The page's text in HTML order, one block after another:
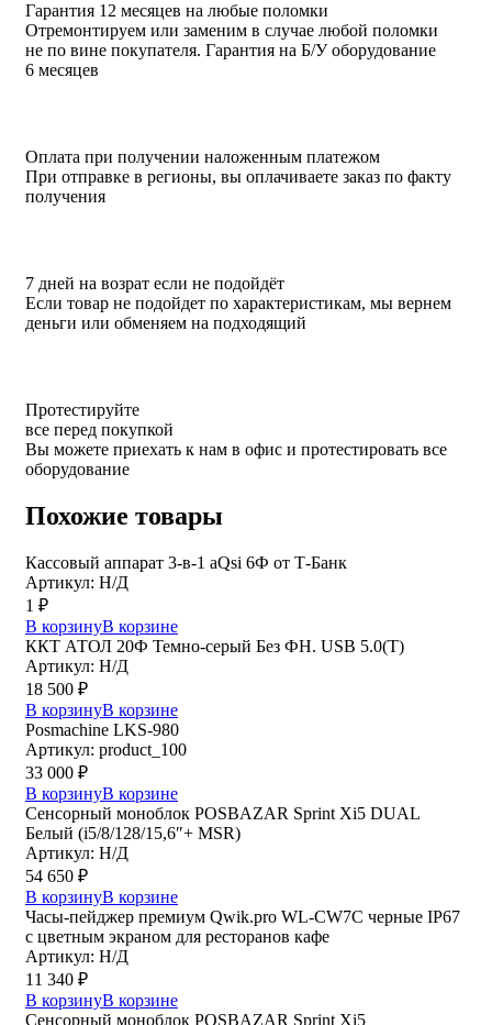
Гарантия 12 месяцев на любые поломки
Отремонтируем или заменим в случае любой поломки
не по вине покупателя. Гарантия на Б/У оборудование
6 месяцев
Оплата при получении наложенным платежом
При отправке в регионы, вы оплачиваете заказ по факту
получения
7 дней на возрат если не подойдёт
Если товар не подойдет по характеристикам, мы вернем
деньги или обменяем на подходящий
Протестируйте
все перед покупкой
Вы можете приехать к нам в офис и протестировать все
оборудование
Похожие товары
Кассовый аппарат 3-в-1 aQsi 6Ф от Т-Банк
Артикул: Н/Д
1 ₽
В корзинуВ корзине
ККТ АТОЛ 20Ф Темно-серый Без ФН. USB 5.0(Т)
Артикул: Н/Д
18 500 ₽
В корзинуВ корзине
Posmaсhine LKS-980
Артикул: product_100
33 000 ₽
В корзинуВ корзине
Сенсорный моноблок POSBAZAR Sprint Хi5 DUAL
Белый (i5/8/128/15,6″+ MSR)
Артикул: Н/Д
54 650 ₽
В корзинуВ корзине
Часы-пейджер премиум Qwik.pro WL-CW7C черные IP67
с цветным экраном для ресторанов кафе
Артикул: Н/Д
11 340 ₽
В корзинуВ корзине
Сенсорный моноблок POSBAZAR Sprint Хi5